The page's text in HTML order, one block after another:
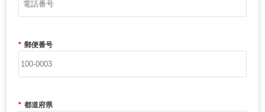
* 郵便番号
* 都道府県